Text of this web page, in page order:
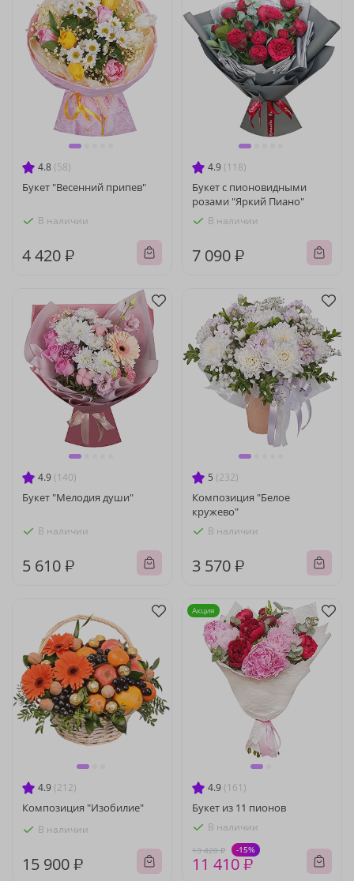
4.8 (58)
Букет "Весенний припев"
В наличии
4 420 ₽
4.9 (118)
Букет с пионовидными
розами "Яркий Пиано"
В наличии
7 090 ₽
4.9 (140)
Букет "Мелодия души"
В наличии
5 610 ₽
5 (232)
Композиция "Белое
кружево"
В наличии
3 570 ₽
4.9 (212)
Композиция "Изобилие"
В наличии
15 900 ₽
4.9 (161)
Букет из 11 пионов
В наличии
13 420 ₽ -15%
11 410 ₽
Акция